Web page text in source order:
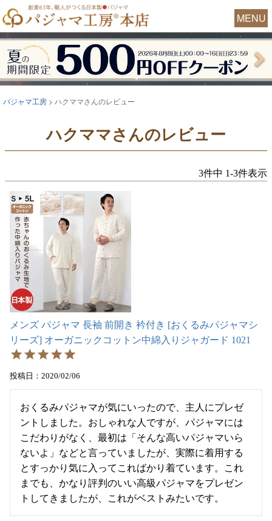
MENU
パジャマ工房 ハクママさんのレビュー
ハクママさんのレビュー
3件中 1-3件表示
メンズ パジャマ 長袖 前開き 衿付き [おくるみパジャマシ
リーズ] オーガニックコットン中綿入りジャガード 1021
投稿日 2020/02/06
おくるみパジャマが気にいったので、主人にプレゼ
ントしました。おしゃれな人ですが、パジャマには
こだわりがなく、最初は「そんな高いパジャマいら
ないよ」などと言っていましたが、実際に着用する
とすっかり気に入ってこればかり着ています。これ
までも、かなり評判のいい高級パジャマをプレゼン
トしてきましたが、これがベストみたいです。